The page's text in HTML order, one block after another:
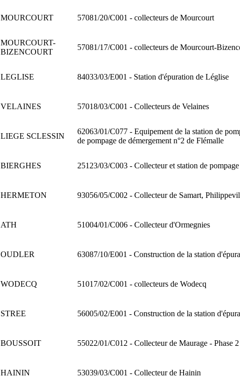
MOURCOURT 57081/20/C001 - collecteurs de Mourcourt
MOURCOURT-
BIZENCOURT
57081/17/C001 - collecteurs de Mourcourt-
LEGLISE 84033/03/E001 - Station d'épuration de Léglise
VELAINES 57018/03/C001 - Collecteurs de Velaines
LIEGE SCLESSIN
62063/01/C077 - Equipement de la station de
de pompage de démergement n°2 de Flémalle
BIERGHES 25123/03/C003 - Collecteur et station de
HERMETON 93056/05/C002 - Collecteur de Samart,
ATH 51004/01/C006 - Collecteur d'Ormegnies
OUDLER 63087/10/E001 - Construction de la station
WODECQ 51017/02/C001 - collecteurs de Wodecq
STREE 56005/02/E001 - Construction de la station
BOUSSOIT 55022/01/C012 - Collecteur de Maurage - Phase 2
HAININ 53039/03/C001 - Collecteur de Hainin